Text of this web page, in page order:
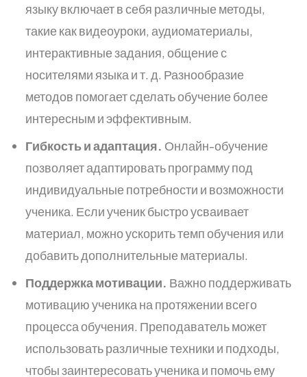
языку включает в себя различные методы,
такие как видеоуроки, аудиоматериалы,
интерактивные задания, общение с
носителями языка и т. д. Разнообразие
методов помогает сделать обучение более
интересным и эффективным.
Гибкость и адаптация. Онлайн-обучение
позволяет адаптировать программу под
индивидуальные потребности и возможности
ученика. Если ученик быстро усваивает
материал, можно ускорить темп обучения или
добавить дополнительные материалы.
Поддержка мотивации. Важно поддерживать
мотивацию ученика на протяжении всего
процесса обучения. Преподаватель может
использовать различные техники и подходы,
чтобы заинтересовать ученика и помочь ему